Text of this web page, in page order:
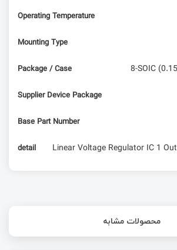
Operating Temperature
Mounting Type
Package / Case 8-SOIC
Supplier Device Package
Base Part Number
detail Linear Voltage Regulator IC 1
محصولات مشابه